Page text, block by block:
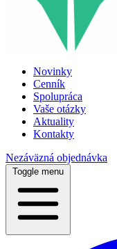
Novinky
Cenník
Spolupráca
Vaše otázky
Aktuality
Kontakty
Nezáväzná objednávka
Toggle menu